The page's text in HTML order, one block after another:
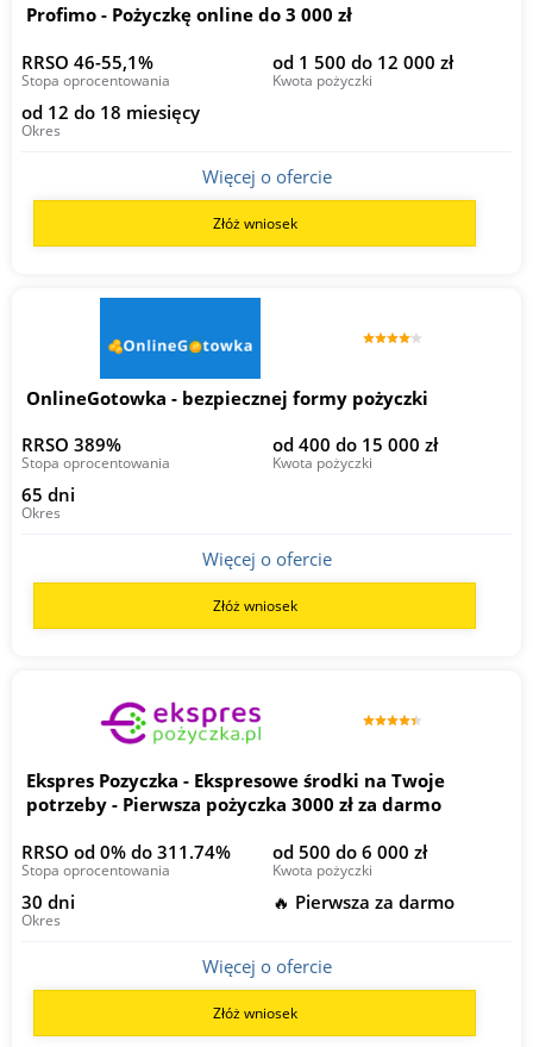
Profimo - Pożyczkę online do 3 000 zł
RRSO 46-55,1%
Stopa oprocentowania
od 1 500 do 12 000 zł
Kwota pożyczki
od 12 do 18 miesięcy
Okres
Więcej o ofercie
Złóż wniosek
OnlineGotowka - bezpiecznej formy pożyczki
RRSO 389%
Stopa oprocentowania
od 400 do 15 000 zł
Kwota pożyczki
65 dni
Okres
Więcej o ofercie
Złóż wniosek
Ekspres Pozyczka - Ekspresowe środki na Twoje
potrzeby - Pierwsza pożyczka 3000 zł za darmo
RRSO od 0% do 311.74%
Stopa oprocentowania
od 500 do 6 000 zł
Kwota pożyczki
30 dni
Okres
🔥 Pierwsza za darmo
Więcej o ofercie
Złóż wniosek